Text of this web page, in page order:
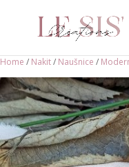
Home / Nakit/ Naušnice /